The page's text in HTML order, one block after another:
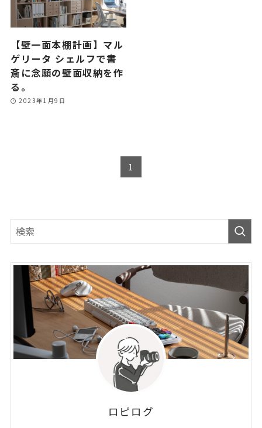
【壁一面本棚計画】マル
ゲリータ シェルフで書
斎に念願の壁面収納を作
る。
2023年1月9日
1
ロピログ